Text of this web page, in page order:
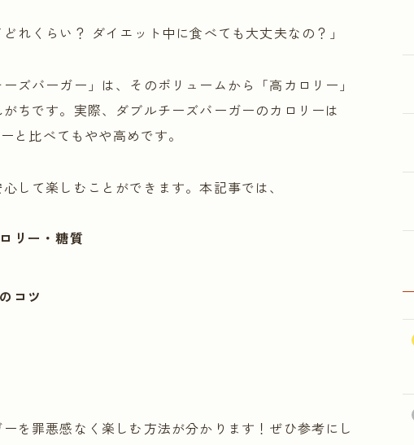
れくらい？ ダイエット中に食べても大丈夫なの？」
ズバーガー」は、そのボリュームから「高カロリー」
ちです。実際、ダブルチーズバーガーのカロリーは
と比べてもやや高めです。
して楽しむことができます。本記事では、
リー・糖質
コツ
を罪悪感なく楽しむ方法が分かります！ぜひ参考にし